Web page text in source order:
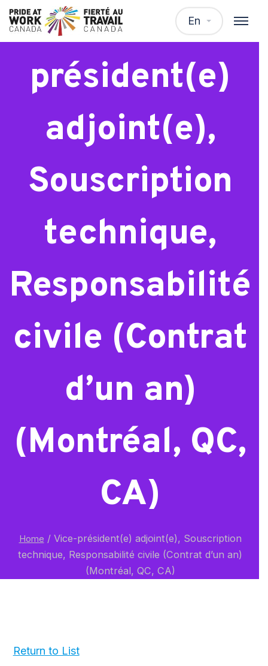
En
Vice-
président(e)
adjoint(e),
Souscription
technique,
Responsabilité
civile (Contrat
d’un an)
(Montréal, QC,
CA)
Home /Vice-président(e) adjoint(e), Souscription
technique, Responsabilité civile (Contrat d’un an)
(Montréal, QC, CA)
Return to List